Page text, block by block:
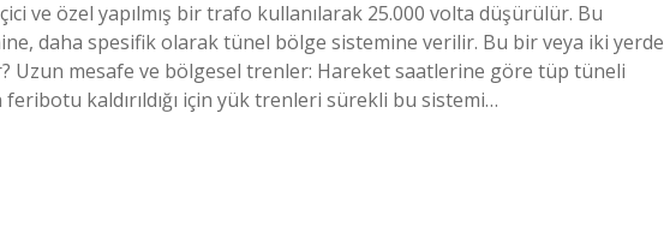
ve özel yapılmış bir trafo kullanılarak 25.000 volta düşürülür. Bu
daha spesifik olarak tünel bölge sistemine verilir. Bu bir veya iki yerde
Uzun mesafe ve bölgesel trenler: Hareket saatlerine göre tüp tüneli
kaldırıldığı için yük trenleri sürekli bu sistemi…